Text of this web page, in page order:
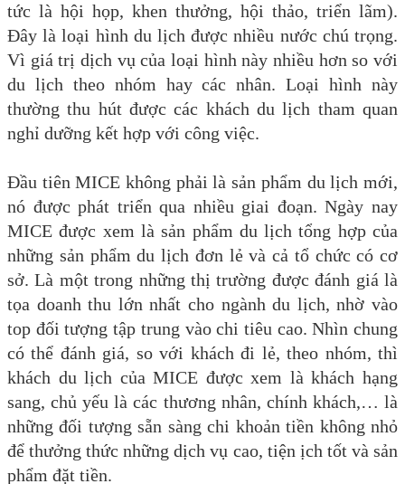
tức là hội họp, khen thưởng, hội thảo, triển lãm).
Đây là loại hình du lịch được nhiều nước chú trọng.
Vì giá trị dịch vụ của loại hình này nhiều hơn so với
du lịch theo nhóm hay các nhân. Loại hình này
thường thu hút được các khách du lịch tham quan
nghỉ dưỡng kết hợp với công việc.
Đầu tiên MICE không phải là sản phẩm du lịch mới,
nó được phát triển qua nhiều giai đoạn. Ngày nay
MICE được xem là sản phẩm du lịch tổng hợp của
những sản phẩm du lịch đơn lẻ và cả tổ chức có cơ
sở. Là một trong những thị trường được đánh giá là
tọa doanh thu lớn nhất cho ngành du lịch, nhờ vào
top đối tượng tập trung vào chi tiêu cao. Nhìn chung
có thể đánh giá, so với khách đi lẻ, theo nhóm, thì
khách du lịch của MICE được xem là khách hạng
sang, chủ yếu là các thương nhân, chính khách,… là
những đối tượng sẵn sàng chi khoản tiền không nhỏ
để thưởng thức những dịch vụ cao, tiện ịch tốt và sản
phẩm đặt tiền.